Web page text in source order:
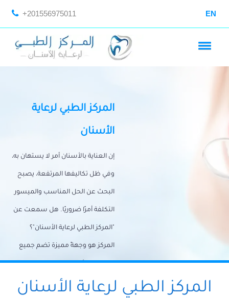
+201556975011 EN
المركز الطبي لرعاية
الأسنان
إن العناية بالأسنان أمر لا يستهان به،
وفي ظل تكاليفها المرتفعة، يصبح
البحث عن الحل المناسب والميسور
التكلفة أمرًا ضروريًا. هل سمعت عن
"المركز الطبي لرعاية الأسنان"؟
المركز هو وجهةً مميزة تضم جميع
احتياجات الأسنان تحت سقف واحد،
وتضمن لك حلاً شاملًا لجميع
المركز الطبي لرعاية الأسنان